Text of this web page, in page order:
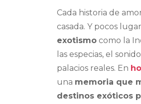
Cada historia de
casada. Y pocos
exotismo como la
las especias, el
palacios reales. En
una memoria que
destinos exóticos